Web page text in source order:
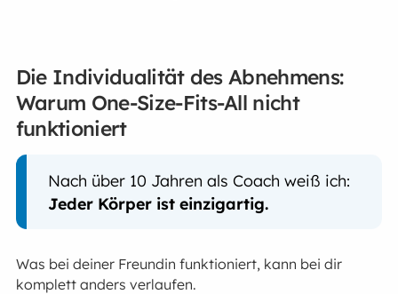
Die Individualität des Abnehmens:
Warum One-Size-Fits-All nicht
funktioniert
Nach über 10 Jahren als Coach weiß ich:
Jeder Körper ist einzigartig.
Was bei deiner Freundin funktioniert, kann bei dir
komplett anders verlaufen.